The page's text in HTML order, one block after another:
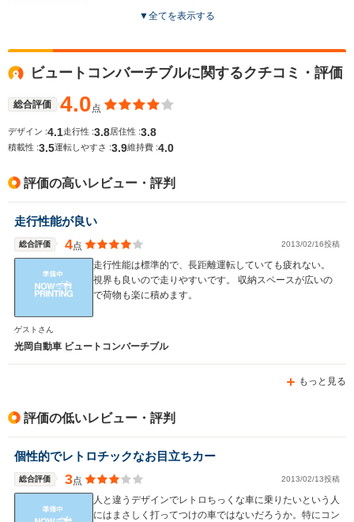
サイズ
WLTCモード
燃費
全高
1.24m
全幅
1.74m
-m
5ドア
全高
1.45m～1.47m
▼全てを表示する
ビュートコンバーチブルに関するクチコミ・評価
総合評価 4.0点
デザイン :4.1走行性 :3.8 居住性 :3.8
積載性 :3.5運転しやすさ :3.9維持費 :4.0
評価の高いレビュー・評判
走行性能が良い
総合評価 4点 2013/02/16投稿
走行性能は標準的で、長距離運転していても疲れない。
視界も良いので走りやすいです。 収納スペースが広いの
で荷物も楽に積めます。
ゲストさん
光岡自動車 ビュートコンバーチブル
もっと見る
評価の低いレビュー・評判
個性的でレトロチックなお目立ちカー
総合評価 3点 2013/02/13投稿
人と違うデザインでレトロちっくな車に乗りたいという人
にはまさしく打ってつけの車ではないだろうか。特にコン